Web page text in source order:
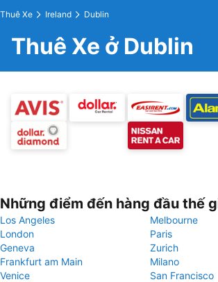
Thuê Xe Ireland Dublin
Thuê Xe ở Dublin
Những điểm đến hàng đầu thế
Los Angeles
Melbourne
London
Paris
Geneva
Zurich
Frankfurt am Main
Milano
Venice
San Francisco